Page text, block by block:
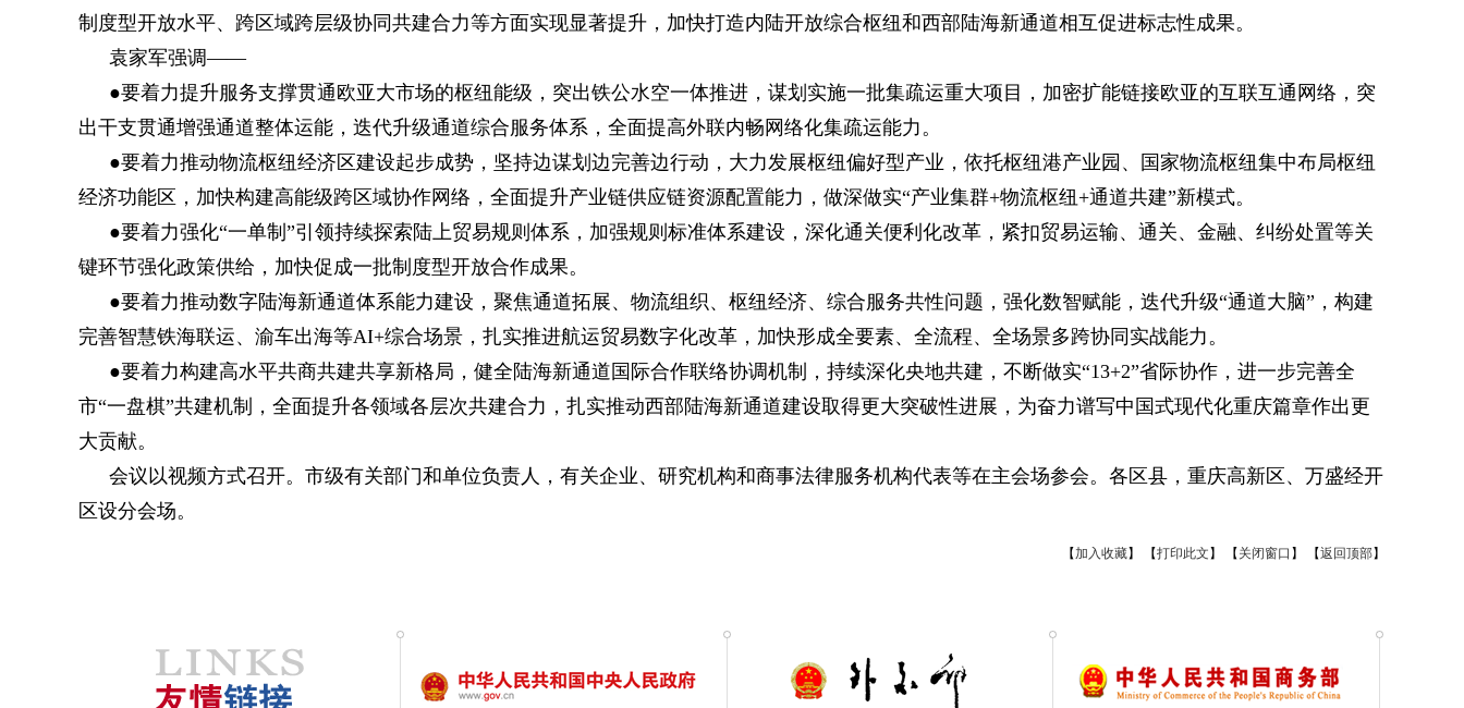
制度型开放水平、跨区域跨层级协同共建合力等方面实现显著提升，加快打造内陆开放综合枢纽和西部陆海新通道相互促进标志性成果。
袁家军强调——
●要着力提升服务支撑贯通欧亚大市场的枢纽能级，突出铁公水空一体推进，谋划实施一批集疏运重大项目，加密扩能链接欧亚的互联互通网络，突
出干支贯通增强通道整体运能，迭代升级通道综合服务体系，全面提高外联内畅网络化集疏运能力。
●要着力推动物流枢纽经济区建设起步成势，坚持边谋划边完善边行动，大力发展枢纽偏好型产业，依托枢纽港产业园、国家物流枢纽集中布局枢纽
经济功能区，加快构建高能级跨区域协作网络，全面提升产业链供应链资源配置能力，做深做实“产业集群+物流枢纽+通道共建”新模式。
●要着力强化“一单制”引领持续探索陆上贸易规则体系，加强规则标准体系建设，深化通关便利化改革，紧扣贸易运输、通关、金融、纠纷处置等关
键环节强化政策供给，加快促成一批制度型开放合作成果。
●要着力推动数字陆海新通道体系能力建设，聚焦通道拓展、物流组织、枢纽经济、综合服务共性问题，强化数智赋能，迭代升级“通道大脑”，构建
完善智慧铁海联运、渝车出海等AI+综合场景，扎实推进航运贸易数字化改革，加快形成全要素、全流程、全场景多跨协同实战能力。
●要着力构建高水平共商共建共享新格局，健全陆海新通道国际合作联络协调机制，持续深化央地共建，不断做实“13+2”省际协作，进一步完善全
市“一盘棋”共建机制，全面提升各领域各层次共建合力，扎实推动西部陆海新通道建设取得更大突破性进展，为奋力谱写中国式现代化重庆篇章作出更
大贡献。
会议以视频方式召开。市级有关部门和单位负责人，有关企业、研究机构和商事法律服务机构代表等在主会场参会。各区县，重庆高新区、万盛经开
区设分会场。
【加入收藏】 【打印此文 】 【 关闭窗口 】 【返回顶部】